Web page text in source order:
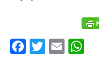
Facebook
Twitter
Email